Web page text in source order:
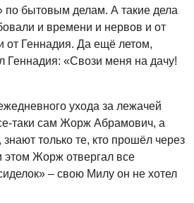
по бытовым делам. А такие дела
и времени и нервов и от
Геннадия. Да ещё летом,
Геннадия: «Свози меня на дачу!
ухода за лежачей
таки сам Жорж Абрамович, а
знают только те, кто прошёл через
этом Жорж отвергал все
– свою Милу он не хотел